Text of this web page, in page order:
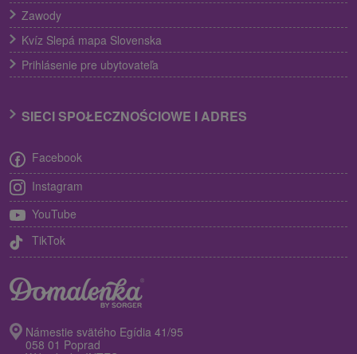
Zawody
Kvíz Slepá mapa Slovenska
Prihlásenie pre ubytovateľa
SIECI SPOŁECZNOŚCIOWE I ADRES
Facebook
Instagram
YouTube
TikTok
Námestie svätého Egídia 41/95
058 01 Poprad